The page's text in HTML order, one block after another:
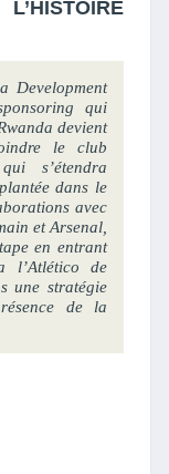
Development
qui
devient
le club
s’étendra
dans le
avec
et Arsenal,
en entrant
l’Atlético de
une stratégie
de la